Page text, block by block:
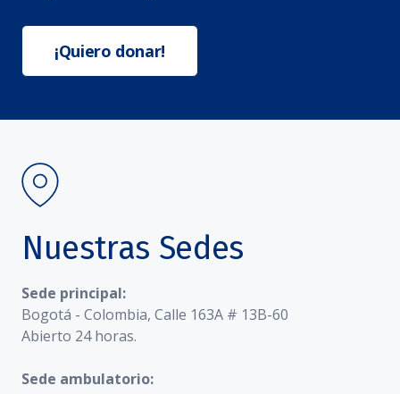
¡Quiero donar!
Nuestras Sedes
Sede principal:
Bogotá - Colombia, Calle 163A # 13B-60
Abierto 24 horas.
Sede ambulatorio: